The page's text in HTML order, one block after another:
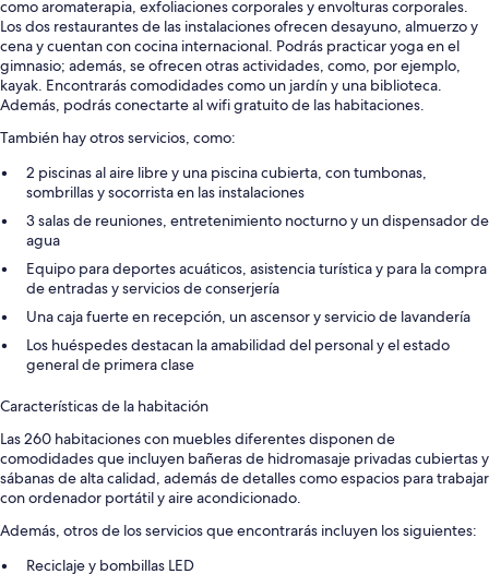
como aromaterapia, exfoliaciones corporales y envolturas corporales.
Los dos restaurantes de las instalaciones ofrecen desayuno, almuerzo y
cena y cuentan con cocina internacional. Podrás practicar yoga en el
gimnasio; además, se ofrecen otras actividades, como, por ejemplo,
kayak. Encontrarás comodidades como un jardín y una biblioteca.
Además, podrás conectarte al wifi gratuito de las habitaciones.
También hay otros servicios, como:
2 piscinas al aire libre y una piscina cubierta, con tumbonas,
sombrillas y socorrista en las instalaciones
3 salas de reuniones, entretenimiento nocturno y un dispensador de
agua
Equipo para deportes acuáticos, asistencia turística y para la compra
de entradas y servicios de conserjería
Una caja fuerte en recepción, un ascensor y servicio de lavandería
Los huéspedes destacan la amabilidad del personal y el estado
general de primera clase
Características de la habitación
Las 260 habitaciones con muebles diferentes disponen de
comodidades que incluyen bañeras de hidromasaje privadas cubiertas y
sábanas de alta calidad, además de detalles como espacios para trabajar
con ordenador portátil y aire acondicionado.
Además, otros de los servicios que encontrarás incluyen los siguientes:
Reciclaje y bombillas LED